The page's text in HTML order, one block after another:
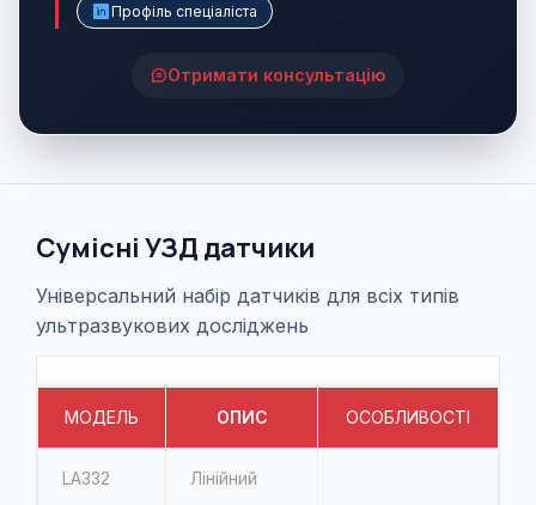
Профіль спеціаліста
Отримати консультацію
Сумісні УЗД датчики
Універсальний набір датчиків для всіх типів
ультразвукових досліджень
МОДЕЛЬ ОПИС ОСОБЛИВОСТІ
LA332 Лінійний